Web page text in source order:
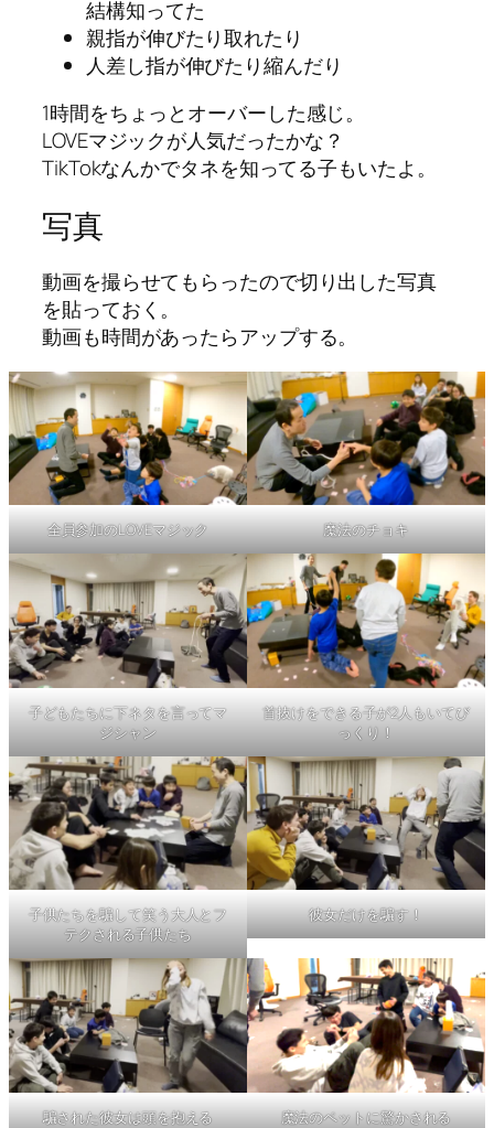
結構知ってた
親指が伸びたり取れたり
人差し指が伸びたり縮んだり
1時間をちょっとオーバーした感じ。
LOVEマジックが人気だったかな？
TikTokなんかでタネを知ってる子もいたよ。
写真
動画を撮らせてもらったので切り出した写真
を貼っておく。
動画も時間があったらアップする。
全員参加のLOVEマジック 魔法のチョキ
子どもたちに下ネタを言ってマ
ジシャン
首抜けをできる子が2人もいてび
っくり！
子供たちを騙して笑う大人とフ
テクされる子供たち
彼女だけを騙す！
騙された彼女は頭を抱える 魔法のペットに驚かされる